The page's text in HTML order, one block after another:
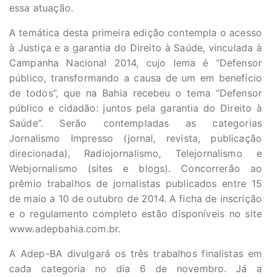
essa atuação.
A temática desta primeira edição contempla o acesso
à Justiça e a garantia do Direito à Saúde, vinculada à
Campanha Nacional 2014, cujo lema é “Defensor
público, transformando a causa de um em benefício
de todos”, que na Bahia recebeu o tema “Defensor
público e cidadão: juntos pela garantia do Direito à
Saúde”. Serão contempladas as categorias
Jornalismo Impresso (jornal, revista, publicação
direcionada), Radiojornalismo, Telejornalismo e
Webjornalismo (sites e blogs). Concorrerão ao
prêmio trabalhos de jornalistas publicados entre 15
de maio a 10 de outubro de 2014. A ficha de inscrição
e o regulamento completo estão disponíveis no site
www.adepbahia.com.br.
A Adep-BA divulgará os três trabalhos finalistas em
cada categoria no dia 6 de novembro. Já a